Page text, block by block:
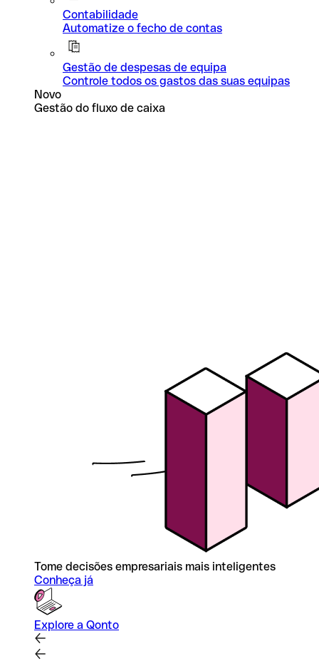
Contabilidade
Automatize o fecho de contas
Gestão de despesas de equipa
Controle todos os gastos das suas equipas
Novo
Gestão do fluxo de caixa
Tome decisões empresariais mais inteligentes
Conheça já
Explore a Qonto